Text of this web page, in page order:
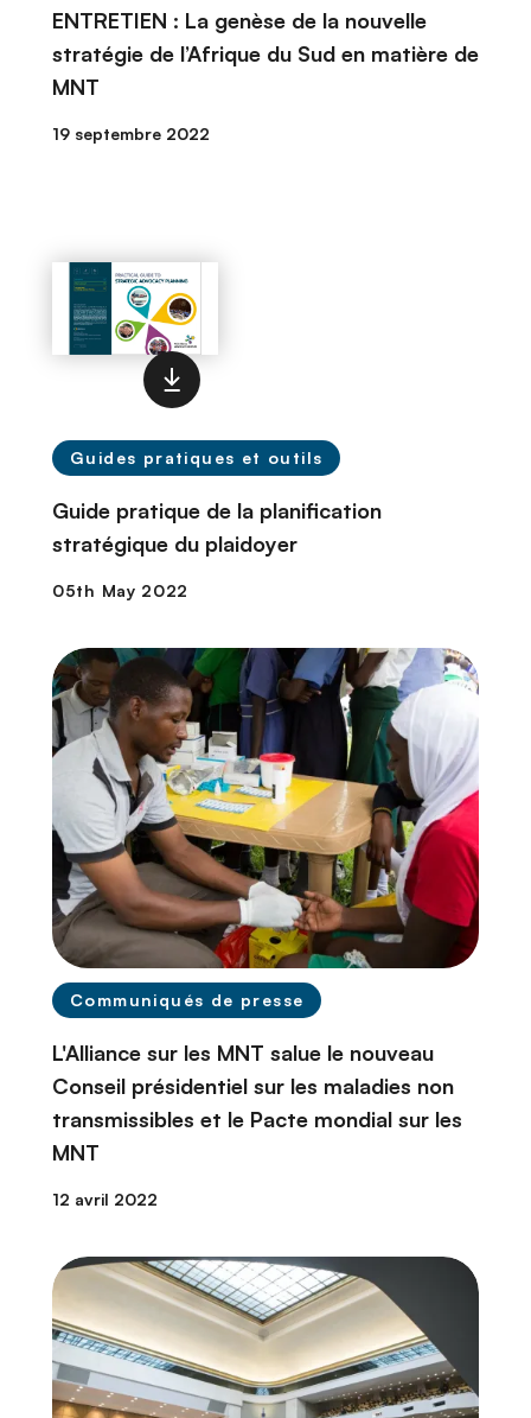
ENTRETIEN : La genèse de la nouvelle
stratégie de l’Afrique du Sud en matière de
MNT
19 septembre 2022
Guides pratiques et outils
Guide pratique de la planification
stratégique du plaidoyer
Communiqués de presse
L'Alliance sur les MNT salue le nouveau
Conseil présidentiel sur les maladies non
transmissibles et le Pacte mondial sur les
MNT
12 avril 2022